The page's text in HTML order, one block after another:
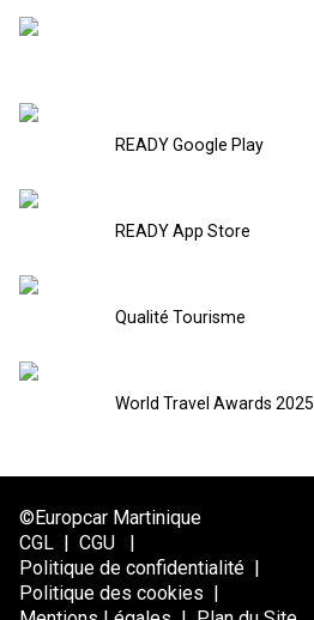
READY Google Play
READY App Store
Qualité Tourisme
World Travel Awards 2025
©Europcar Martinique
CGL | CGU
|
Politique de confidentialité |
Politique des cookies |